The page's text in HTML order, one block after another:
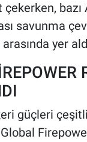
savunma
yer
güçleri